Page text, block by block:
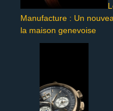
Manufacture : Un
la maison genevoise